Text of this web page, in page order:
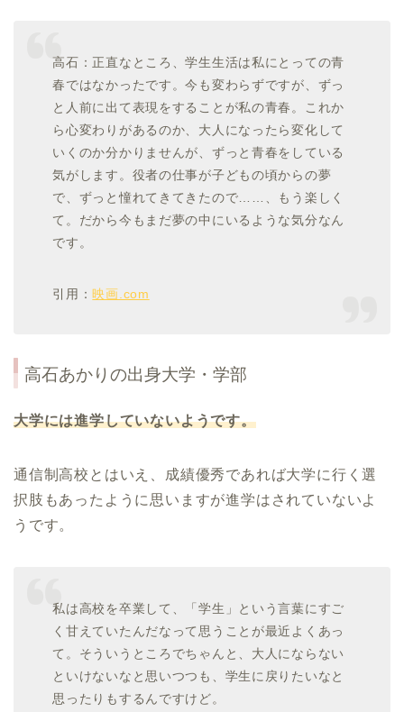
高石：正直なところ、学生生活は私にとっての青
春ではなかったです。今も変わらずですが、ずっ
と人前に出て表現をすることが私の青春。これか
ら心変わりがあるのか、大人になったら変化して
いくのか分かりませんが、ずっと青春をしている
気がします。役者の仕事が子どもの頃からの夢
で、ずっと憧れてきてきたので……、もう楽しく
て。だから今もまだ夢の中にいるような気分なん
です。
引用：映画.com
高石あかりの出身大学・学部
大学には進学していないようです。
通信制高校とはいえ、成績優秀であれば大学に行く選
択肢もあったように思いますが進学はされていないよ
うです。
私は高校を卒業して、「学生」という言葉にすご
く甘えていたんだなって思うことが最近よくあっ
て。そういうところでちゃんと、大人にならない
といけないなと思いつつも、学生に戻りたいなと
思ったりもするんですけど。